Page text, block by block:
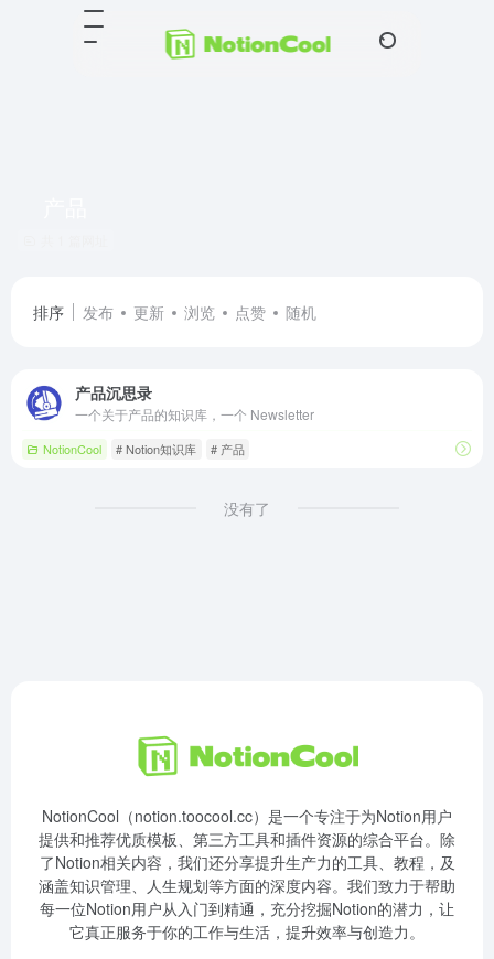
排序 发布 更新 浏览 点赞 随机
产品沉思录
一个关于产品的知识库，一个 Newsletter
NotionCool # Notion知识库 # 产品
没有了
NotionCool（notion.toocool.cc）是一个专注于为Notion用户
提供和推荐优质模板、第三方工具和插件资源的综合平台。除
了Notion相关内容，我们还分享提升生产力的工具、教程，及
涵盖知识管理、人生规划等方面的深度内容。我们致力于帮助
每一位Notion用户从入门到精通，充分挖掘Notion的潜力，让
它真正服务于你的工作与生活，提升效率与创造力。